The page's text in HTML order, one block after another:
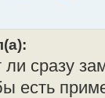
ли сразу
есть